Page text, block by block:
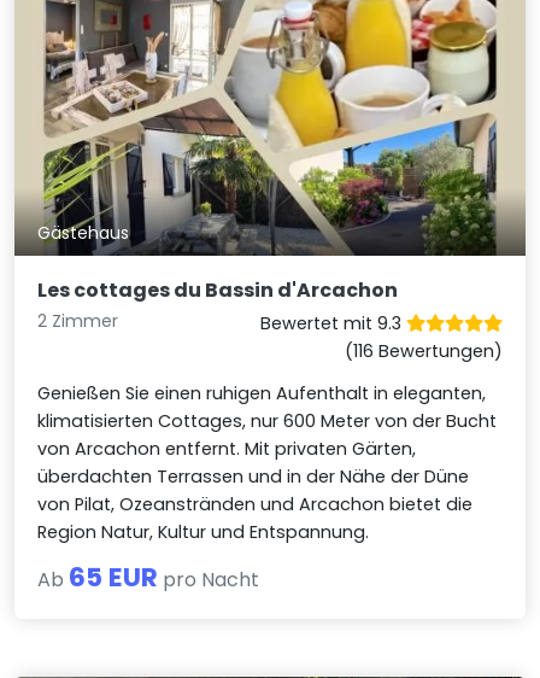
Gästehaus
Les cottages du Bassin d'Arcachon
2 Zimmer
Bewertet mit 9.3
(116 Bewertungen)
Genießen Sie einen ruhigen Aufenthalt in eleganten,
klimatisierten Cottages, nur 600 Meter von der Bucht
von Arcachon entfernt. Mit privaten Gärten,
überdachten Terrassen und in der Nähe der Düne
von Pilat, Ozeanstränden und Arcachon bietet die
Region Natur, Kultur und Entspannung.
Ab 65 EUR pro Nacht